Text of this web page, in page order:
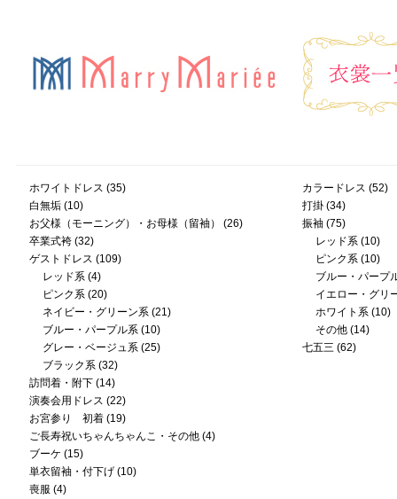
ホワイトドレス (35)
白無垢(10)
お父様（モーニング）・お母様（留袖）
(26)
卒業式袴(32)
ゲストドレス (109)
レッド系(4)
ピンク系(20)
ネイビー・グリーン系(21)
ブルー・パープル系(10)
グレー・ベージュ系(25)
ブラック系(32)
訪問着・附下(14)
演奏会用ドレス (22)
お宮参り 初着(19)
ご長寿祝いちゃんちゃんこ・その他(4)
ブーケ (15)
単衣留袖・付下げ(10)
喪服 (4)
カラードレス (52)
打掛(34)
振袖(75)
レッド系(10)
ピンク系(10)
ブルー・パープ
イエロー・グリ
ホワイト系(10)
その他(14)
七五三 (62)